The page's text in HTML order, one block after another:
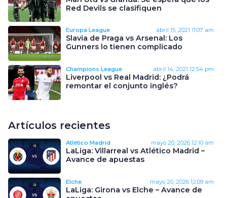
Red Devils se clasifiquen
Europa League abril 15, 2021 11:07 am
Slavia de Praga vs Arsenal: Los
Gunners lo tienen complicado
Champions League abril 14, 2021 12:54 pm
Liverpool vs Real Madrid: ¿Podrá
remontar el conjunto inglés?
Artículos recientes
Atlético Madrid mayo 20, 2026 12:10 am
LaLiga: Villarreal vs Atlético Madrid –
Avance de apuestas
Elche mayo 20, 2026 12:09 am
LaLiga: Girona vs Elche – Avance de